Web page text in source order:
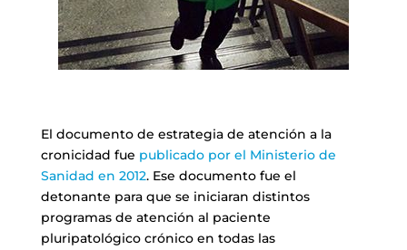
El documento de estrategia de atención a la
cronicidad fue publicado por el Ministerio de
Sanidad en 2012. Ese documento fue el
detonante para que se iniciaran distintos
programas de atención al paciente
pluripatológico crónico en todas las